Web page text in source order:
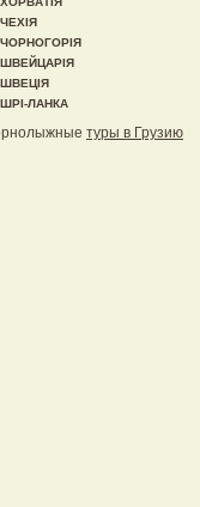
ЧЕХІЯ
ЧОРНОГОРІЯ
ШВЕЙЦАРІЯ
ШВЕЦІЯ
ШРІ-ЛАНКА
туры в Грузию